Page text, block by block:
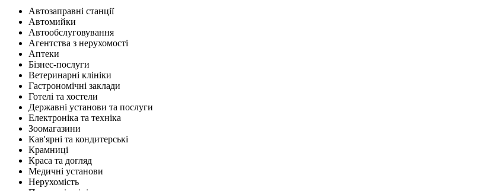
Автозаправні станції
Автомийки
Автообслуговування
Агентства з нерухомості
Аптеки
Бізнес-послуги
Ветеринарні клініки
Гастрономічні заклади
Готелі та хостели
Державні установи та послуги
Електроніка та техніка
Зоомагазини
Кав'ярні та кондитерські
Крамниці
Краса та догляд
Медичні установи
Нерухомість